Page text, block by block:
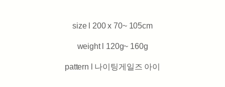
size l 200 x 70~ 105cm
weight l 120g~ 160g
pattern l 나이팅게일즈 아이